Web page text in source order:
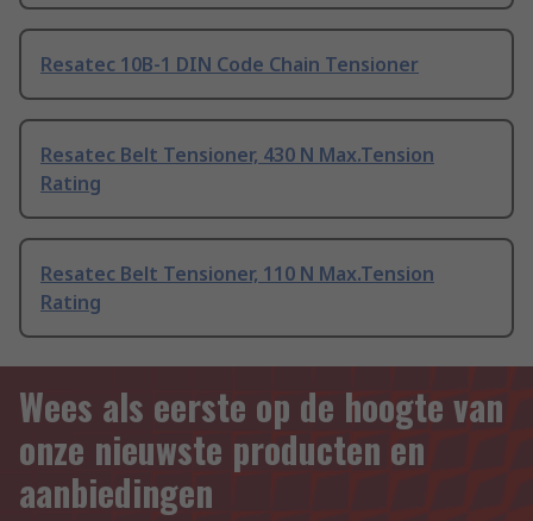
Resatec 10B-1 DIN Code Chain Tensioner
Resatec Belt Tensioner, 430 N Max.Tension
Rating
Resatec Belt Tensioner, 110 N Max.Tension
Rating
Wees als eerste op de hoogte van
onze nieuwste producten en
aanbiedingen